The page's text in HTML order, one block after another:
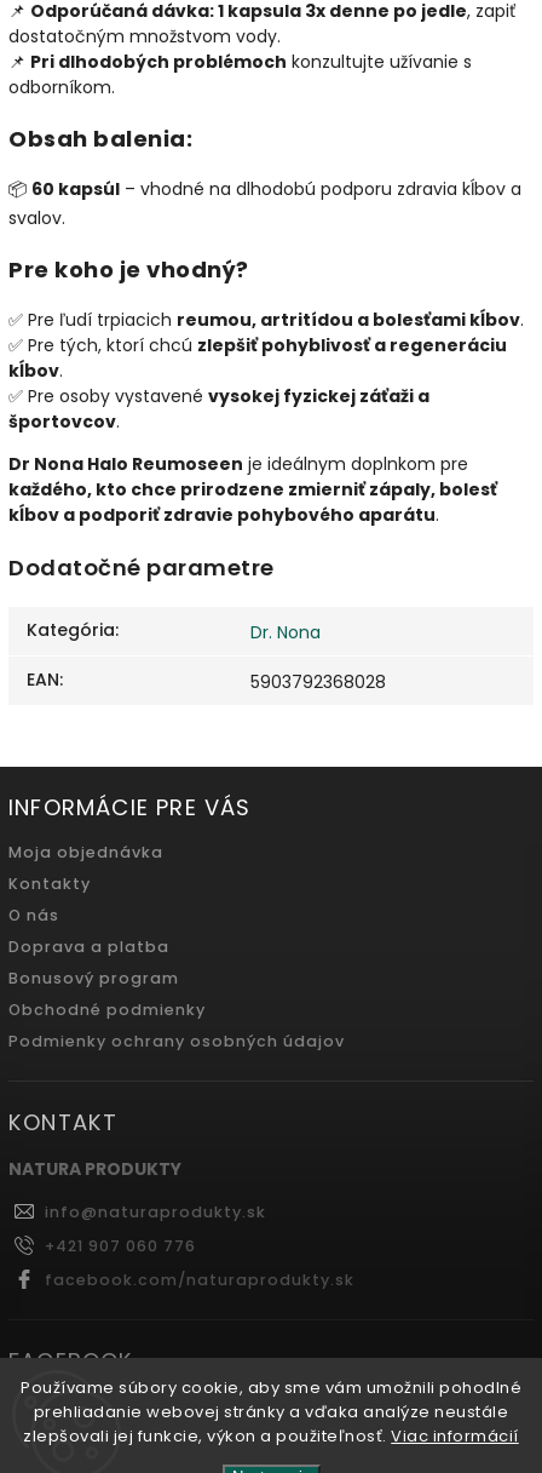
Používame súbory cookie, aby sme vám umožnili pohodlné
prehliadanie webovej stránky a vďaka analýze neustále
zlepšovali jej funkcie, výkon a použiteľnosť.Viac informácií
📌 Odporúčaná dávka: 1 kapsula 3x denne po jedle, zapiť
dostatočným množstvom vody.
📌 Pri dlhodobých problémoch konzultujte užívanie s
odborníkom.
Obsah balenia:
📦 60 kapsúl – vhodné na dlhodobú podporu zdravia kĺbov a
svalov.
Pre koho je vhodný?
✅ Pre ľudí trpiacich reumou, artritídou a bolesťami kĺbov.
✅ Pre tých, ktorí chcú zlepšiť pohyblivosť a regeneráciu
kĺbov.
✅ Pre osoby vystavené vysokej fyzickej záťaži a
športovcov.
Dr Nona Halo Reumoseen je ideálnym doplnkom pre
každého, kto chce prirodzene zmierniť zápaly, bolesť
kĺbov a podporiť zdravie pohybového aparátu.
Dodatočné parametre
Kategória:
Dr. Nona
EAN: 5903792368028
INFORMÁCIE PRE VÁS
Moja objednávka
Kontakty
O nás
Doprava a platba
Bonusový program
Obchodné podmienky
Podmienky ochrany osobných údajov
KONTAKT
NATURA PRODUKTY
info@naturaprodukty.sk
+421 907 060 776
facebook.com/naturaprodukty.sk
FACEBOOK